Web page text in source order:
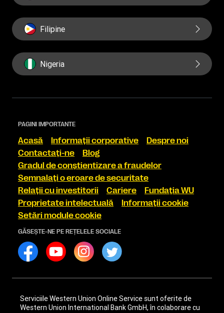
Filipine
Nigeria
PAGINI IMPORTANTE
Acasă Informaţii corporative
Despre noi
Contactaţi-ne
Blog
Gradul de conştientizare a fraudelor
Semnalaţi o eroare de securitate
Relaţii cu investitorii
Cariere
Fundaţia WU
Proprietate intelectuală
Informaţii cookie
Setări module cookie
GĂSEŞTE-NE PE REŢELELE SOCIALE
Serviciile Western Union Online Service sunt oferite de
Western Union International Bank GmbH, în colaborare cu